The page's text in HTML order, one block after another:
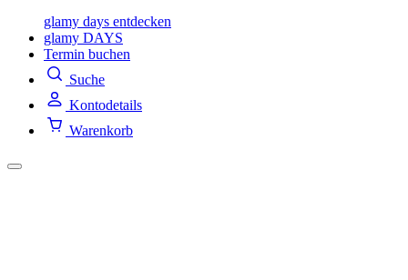
glamy days entdecken
glamy DAYS
Termin buchen
Suche
Kontodetails
Warenkorb